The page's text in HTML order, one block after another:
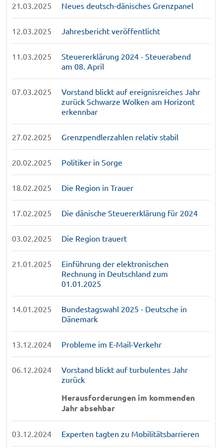
21.03.2025 Neues deutsch-dänisches Grenzpanel
12.03.2025 Jahresbericht veröffentlicht
11.03.2025
Steuererklärung 2024 - Steuerabend
am 08. April
07.03.2025
Vorstand blickt auf ereignisreiches Jahr
zurück Schwarze Wolken am Horizont
erkennbar
27.02.2025 Grenzpendlerzahlen relativ stabil
20.02.2025 Politiker in Sorge
18.02.2025 Die Region in Trauer
17.02.2025 Die dänische Steuererklärung für 2024
03.02.2025 Die Region trauert
21.01.2025
Einführung der elektronischen
Rechnung in Deutschland zum
01.01.2025
14.01.2025
Bundestagswahl 2025 - Deutsche in
Dänemark
13.12.2024 Probleme im E-Mail-Verkehr
06.12.2024
Vorstand blickt auf turbulentes Jahr
zurück
Herausforderungen im kommenden
Jahr absehbar
03.12.2024 Experten tagten zu Mobilitätsbarrieren